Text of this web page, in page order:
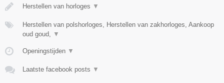
Herstellen van horloges ▼
Herstellen van polshorloges, Herstellen van zakhorloges, Aankoop
oud goud,
▼
Openingstijden ▼
Laatste facebook posts ▼